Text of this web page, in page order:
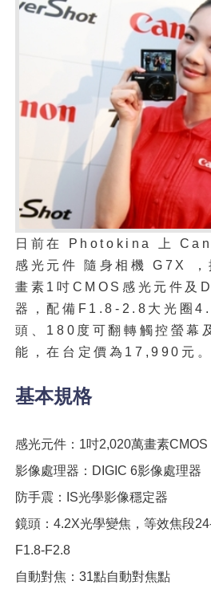
日前在 Photokina 上
感光元件 隨身相機 G7X
畫素1吋CMOS感光元件及
器，配備F1.8-2.8大光圈
頭、180度可翻轉觸控螢幕
能，在台定價為17,990元。
基本規格
感光元件：1吋2,020萬畫素CMOS
影像處理器：DIGIC 6影像處理器
防手震：IS光學影像穩定器
鏡頭：4.2X光學變焦，等效焦段
F1.8-F2.8
自動對焦：31點自動對焦點